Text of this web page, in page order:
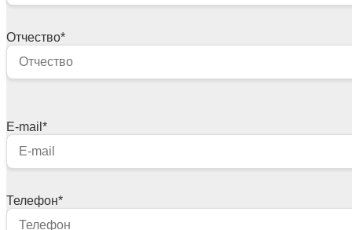
Отчество*
E-mail *
Телефон*